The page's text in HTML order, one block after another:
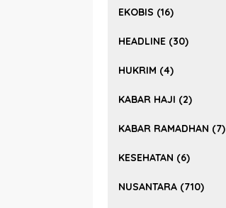
EKOBIS (16)
HEADLINE (30)
HUKRIM (4)
KABAR HAJI (2)
KABAR RAMADHAN (7)
KESEHATAN (6)
NUSANTARA (710)